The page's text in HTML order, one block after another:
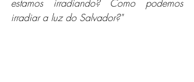
estamos irradiando? Como podemos
irradiar a luz do Salvador?"